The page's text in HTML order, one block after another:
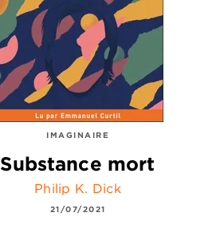
IMAGINAIRE
Substance mort
Philip K. Dick
21/07/2021